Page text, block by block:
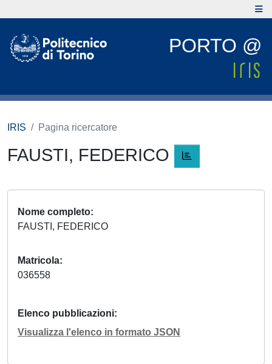
PORTO @
IRIS Pagina ricercatore
FAUSTI, FEDERICO
Nome completo
FAUSTI, FEDERICO
Matricola
036558
Elenco pubblicazioni
Visualizza l'elenco in formato JSON